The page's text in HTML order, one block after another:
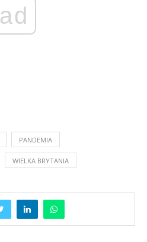
ad
PANDEMIA
WIELKA BRYTANIA